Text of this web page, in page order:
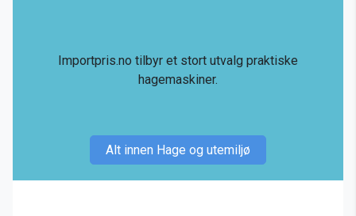
Importpris.no tilbyr et stort utvalg praktiske
hagemaskiner.
Alt innen Hage og utemiljø